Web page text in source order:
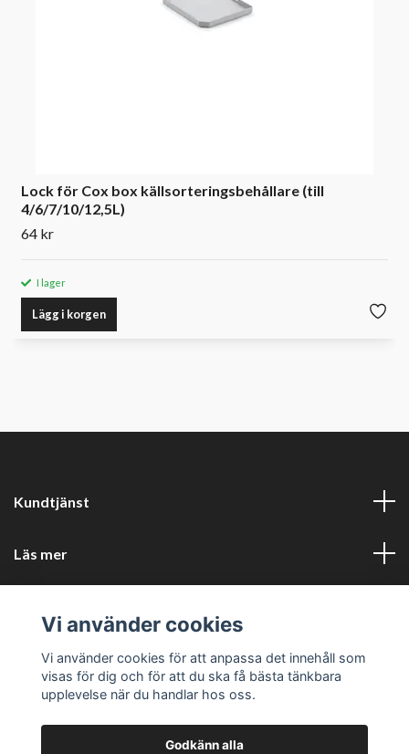
Lock för Cox box källsorteringsbehållare (till
4/6/7/10/12,5L)
64 kr
I lager
Lägg i korgen
Kundtjänst
Läs mer
Företagsuppgifter
Vi använder cookies
Vi använder cookies för att anpassa det innehåll som
visas för dig och för att du ska få bästa tänkbara
upplevelse när du handlar hos oss.
Godkänn alla